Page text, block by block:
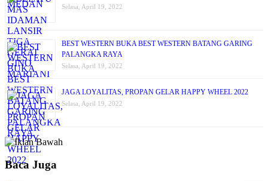
Selasa, April 19, 2022
BEST WESTERN BUKA BEST WESTERN BATANG GARING
PALANGKA RAYA
Selasa, April 19, 2022
JAGA LOYALITAS, PROPAN GELAR HAPPY WHEEL 2022
Selasa, April 19, 2022
Baca Juga